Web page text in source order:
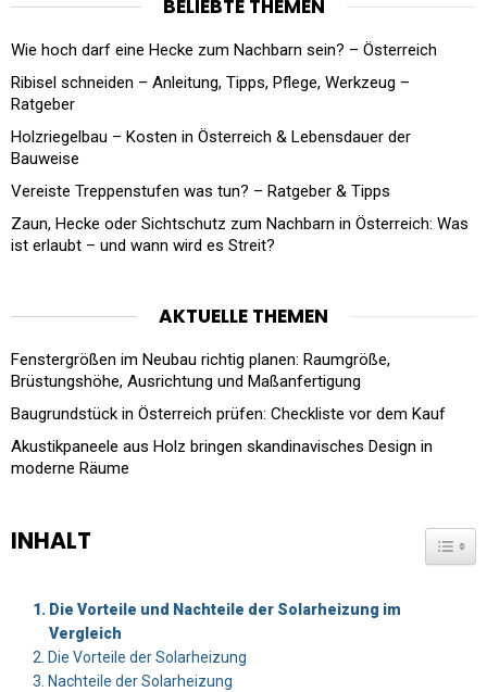
BELIEBTE THEMEN
Wie hoch darf eine Hecke zum Nachbarn sein? – Österreich
Ribisel schneiden – Anleitung, Tipps, Pflege, Werkzeug –
Ratgeber
Holzriegelbau – Kosten in Österreich & Lebensdauer der
Bauweise
Vereiste Treppenstufen was tun? – Ratgeber & Tipps
Zaun, Hecke oder Sichtschutz zum Nachbarn in Österreich: Was
ist erlaubt – und wann wird es Streit?
AKTUELLE THEMEN
Fenstergrößen im Neubau richtig planen: Raumgröße,
Brüstungshöhe, Ausrichtung und Maßanfertigung
Baugrundstück in Österreich prüfen: Checkliste vor dem Kauf
Akustikpaneele aus Holz bringen skandinavisches Design in
moderne Räume
INHALT
Die Vorteile und Nachteile der Solarheizung im
Vergleich
Die Vorteile der Solarheizung
Nachteile der Solarheizung